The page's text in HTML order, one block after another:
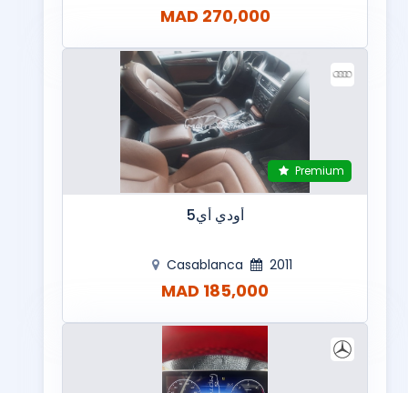
270,000 MAD
Premium
أودي أي5
Casablanca 2011
185,000 MAD